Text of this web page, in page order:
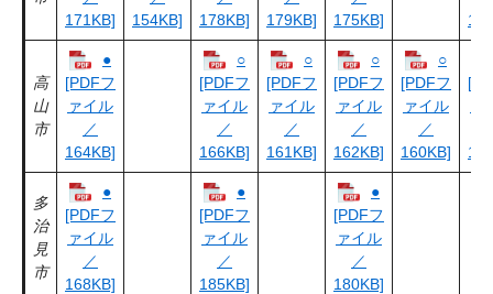
171KB]
154KB]
178KB]
179KB]
175KB]
高
山
市
●
[PDFフ
ァイル
／
164KB]
○
[PDFフ
ァイル
／
166KB]
○
[PDFフ
ァイル
／
161KB]
○
[PDFフ
ァイル
／
162KB]
○
[PDFフ
ァイル
／
160KB]
多
治
見
市
●
[PDFフ
ァイル
／
168KB]
●
[PDFフ
ァイル
／
185KB]
●
[PDFフ
ァイル
／
180KB]